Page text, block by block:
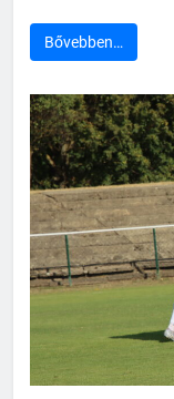
Bővebben…